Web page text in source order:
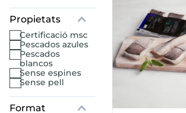
certificació msc
pescados azules
pescados
blancos
sense espines
sense pell